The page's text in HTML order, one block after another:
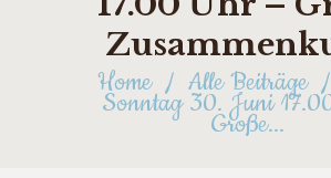
Home Alle Beiträge
Sonntag 30. Juni
Große...
NEUIGKEITEN
FOTOS
FÖRDERER
TERMINE